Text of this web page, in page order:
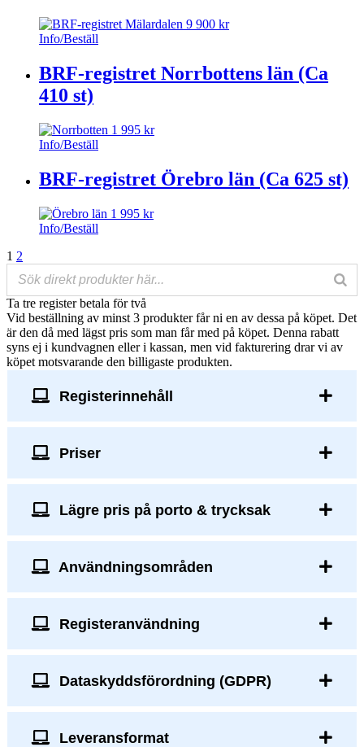
9 900 kr
Info/Beställ
BRF-registret Norrbottens län (Ca
410 st)
1 995 kr
Info/Beställ
BRF-registret Örebro län (Ca 625 st)
1 995 kr
Info/Beställ
Posts
navigation
1 2
Ta tre register betala för två
Vid beställning av minst 3 produkter får ni en av dessa på köpet. Det
är den då med lägst pris som man får med på köpet. Denna rabatt
syns ej i kundvagnen eller i kassan, men vid fakturering drar vi av
köpet motsvarande den billigaste produkten.
Registerinnehåll
Priser
Lägre pris på porto & trycksak
Användningsområden
Registeranvändning
Dataskyddsförordning (GDPR)
Leveransformat